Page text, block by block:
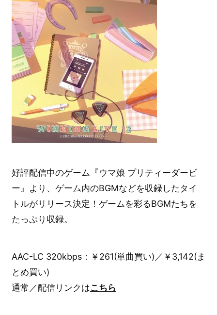
好評配信中のゲーム『ウマ娘 プリティーダービ
ー』より、ゲーム内のBGMなどを収録したタイ
トルがリリース決定！ゲームを彩るBGMたちを
たっぷり収録。
AAC-LC 320kbps：￥261(単曲買い)／￥3,142(ま
とめ買い)
通常／配信リンクはこちら